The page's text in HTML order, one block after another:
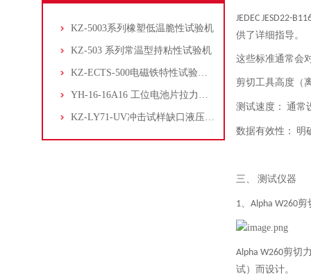
KZ-5003系列橡塑低温脆性试验机
KZ-503 系列常温型持粘性试验机
KZ-ECTS-500电磁铁特性试验系统
YH-16-16A16 工位电池片拉力试验机
KZ-LY71-UV冲击试样缺口液压拉床
JEDEC JESD22-
供了详细指导。
这些标准通常会
剪切工具高度（
测试速度： 通常
数据有效性： 明
三、 测试仪器
1、 Alpha W260剪
Alpha W260剪切
试）而设计。